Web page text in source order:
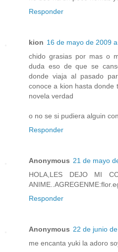
Responder
kion 16 de mayo de 2009 a
chido grasias por mas o
duda eso de que se
donde viaja al pasado
conoce a kion hasta donde
novela verdad
o no se si pudiera alguin
Responder
Anonymous 21 de mayo
HOLA,LES DEJO MI
Responder
Anonymous 22 de junio
me encanta yuki la adoro